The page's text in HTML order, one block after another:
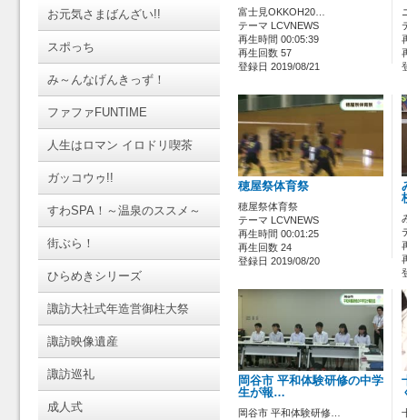
お元気さまばんざい!!
スポっち
み～んなげんきっず！
ファファFUNTIME
人生はロマン イロドリ喫茶
ガッコウゥ!!
すわSPA！～温泉のススメ～
街ぶら！
ひらめきシリーズ
諏訪大社式年造営御柱大祭
諏訪映像遺産
諏訪巡礼
成人式
富士見OKKOH20…
テーマ LCVNEWS
再生時間 00:05:39
再生回数 57
登録日 2019/08/21
穂屋祭体育祭
穂屋祭体育祭
テーマ LCVNEWS
再生時間 00:01:25
再生回数 24
登録日 2019/08/20
岡谷市 平和体験研修の中学
生が報…
岡谷市 平和体験研修…